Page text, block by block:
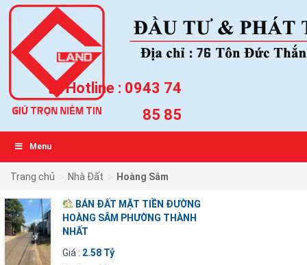
Hotline : 0943 74
85 85
Menu
Trang chủ Nhà Đất Hoàng Sâm
BÁN ĐẤT MẶT TIỀN ĐƯỜNG
HOÀNG SÂM PHƯỜNG THÀNH
NHẤT
Giá : 2.58 Tỷ